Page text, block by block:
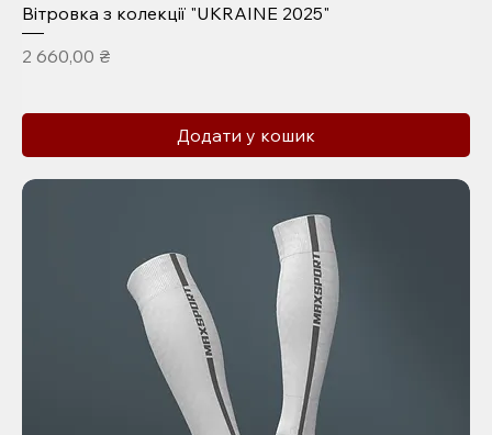
Вітровка з колекції "UKRAINE 2025"
Ціна
2 660,00 ₴
Додати у кошик